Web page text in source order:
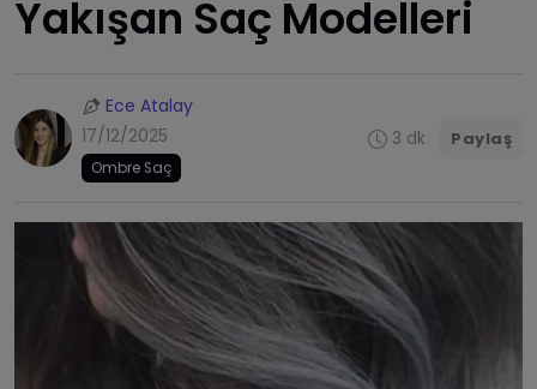
Yakışan Saç Modelleri
Ece Atalay
17/12/2025
Ombre Saç
3 dk Paylaş